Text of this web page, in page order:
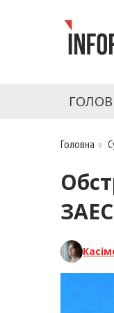
Головна »
ЗАЕС